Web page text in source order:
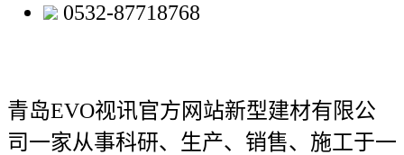
0532-87718768
青岛EVO视讯官方网站新型建材有限公
司一家从事科研、生产、销售、施工于一